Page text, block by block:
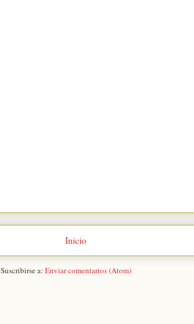
Inicio
Suscribirse a: Enviar comentarios (Atom)